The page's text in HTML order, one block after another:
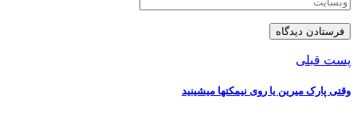
پست قبلی
وقتی پارک میرین یا روی نیمکتها میشینید